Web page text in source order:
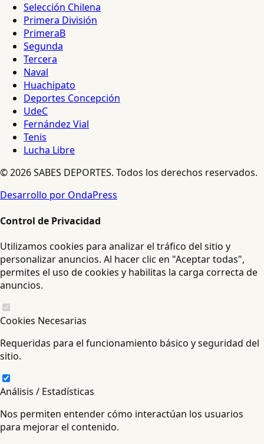
Selección Chilena
Primera División
PrimeraB
Segunda
Tercera
Naval
Huachipato
Deportes Concepción
UdeC
Fernández Vial
Tenis
Lucha Libre
© 2026 SABES DEPORTES. Todos los derechos reservados.
Desarrollo por OndaPress
Control de Privacidad
Utilizamos cookies para analizar el tráfico del sitio y
personalizar anuncios. Al hacer clic en "Aceptar todas",
permites el uso de cookies y habilitas la carga correcta de
anuncios.
Cookies Necesarias
Requeridas para el funcionamiento básico y seguridad del
sitio.
Análisis / Estadísticas
Nos permiten entender cómo interactúan los usuarios
para mejorar el contenido.